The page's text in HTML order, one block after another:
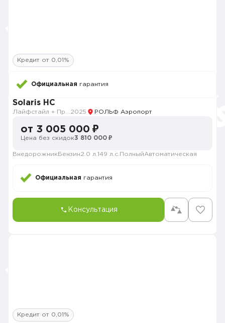
Кредит от 0,01%
Официальная гарантия
Solaris HC
2025 РОЛЬФ Аэропорт
от 3 005 000 ₽
Цена без скидок3 810 000 ₽
Внедорожник Бензин2.0 л. 149 л.с. ПолныйАвтоматическая
Официальная гарантия
Консультация
Кредит от 0,01%